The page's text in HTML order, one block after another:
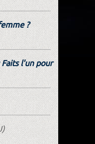
?
l'un pour